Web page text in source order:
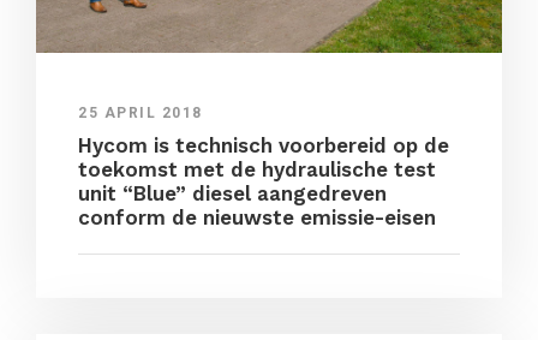
25 APRIL 2018
Hycom is technisch voorbereid op de
toekomst met de hydraulische test
unit “Blue” diesel aangedreven
conform de nieuwste emissie-eisen